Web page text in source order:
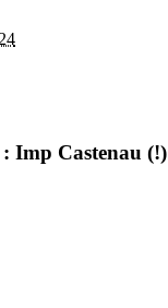
Imp Castenau (!)